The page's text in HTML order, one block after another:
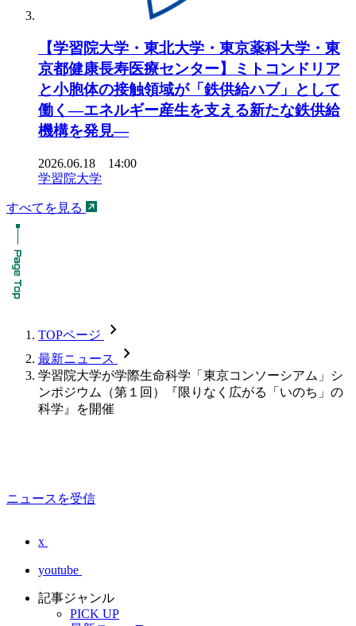
【学習院大学・東北大学・東京薬科大学・東
京都健康長寿医療センター】ミトコンドリア
と小胞体の接触領域が「鉄供給ハブ」として
働く―エネルギー産生を支える新たな鉄供給
機構を発見―
2026.06.18 14:00
学習院大学
すべてを見る
TOPページ chevron_forward
最新ニュース chevron_forward
学習院大学が学際生命科学「東京コンソーシアム」シ
ンポジウム（第１回）『限りなく広がる「いのち」の
科学』を開催
ニュースを受信
x
youtube
記事ジャンル
PICK UP